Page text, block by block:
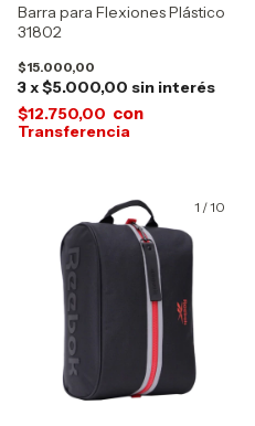
Barra para Flexiones Plástico
31802
$15.000,00
3 x$5.000,00 sin interés
$12.750,00 con
1 /10